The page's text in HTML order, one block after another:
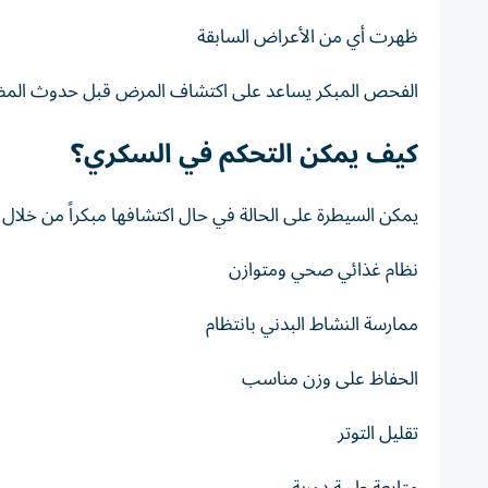
ظهرت أي من الأعراض السابقة
الفحص المبكر يساعد على اكتشاف المرض قبل حدوث
كيف يمكن التحكم في السكري؟
يمكن السيطرة على الحالة في حال اكتشافها مبكراً من خلال
نظام غذائي صحي ومتوازن
ممارسة النشاط البدني بانتظام
الحفاظ على وزن مناسب
تقليل التوتر